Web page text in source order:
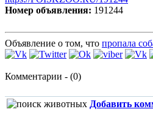
Номер объявления: 191244
Объявление о том, что пропала
Комментарии - (0)
Добавить